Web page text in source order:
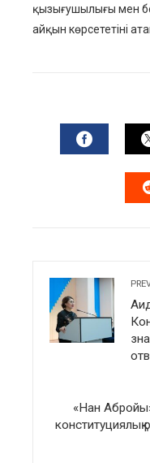
қызығушылығы мен
айқын көрсететіні
«Нан